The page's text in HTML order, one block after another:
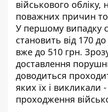
військового
поважних причин
У першому випадку
становить від 170
вже до 510 грн.
доставлення
доводиться
яких їх і викликали
проходження